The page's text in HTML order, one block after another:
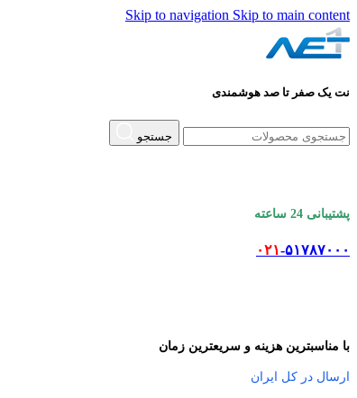
Skip to navigation Skip to main content
نت یک صفر تا صد هوشمندی
جستجو
پشتیبانی 24 ساعته
۰۲۱-۵۱۷۸۷۰۰۰
با مناسبترین هزینه و سریعترین زمان
ارسال در کل ایران